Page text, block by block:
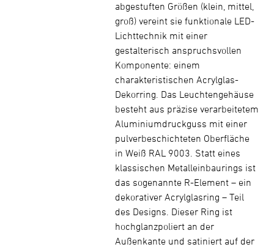
abgestuften Größen (klein, mittel,
groß) vereint sie funktionale LED-
Lichttechnik mit einer
gestalterisch anspruchsvollen
Komponente: einem
charakteristischen Acrylglas-
Dekorring. Das Leuchtengehäuse
besteht aus präzise verarbeitetem
Aluminiumdruckguss mit einer
pulverbeschichteten Oberfläche
in Weiß RAL 9003. Statt eines
klassischen Metalleinbaurings ist
das sogenannte R-Element – ein
dekorativer Acrylglasring – Teil
des Designs. Dieser Ring ist
hochglanzpoliert an der
Außenkante und satiniert auf der